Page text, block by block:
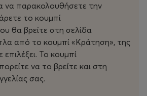
αξιοποίησε δεξιοτεχνικά ο Ζαν
της ένα χαρακτήρα κωμωδίας και
παράλληλα ένα άλλο Παρίσι,
της σκοτεινής πλευράς, όπου
Ο σκηνοθέτης δηλώνει
να παρακολουθήσετε την
το κουμπί
θα βρείτε στη σελίδα
από το κουμπί «Κράτηση», της
Το κουμπί
να το βρείτε και στη
σας.